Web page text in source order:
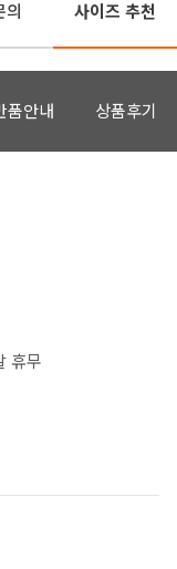
사이즈 추천
품안내 상품후기
휴무